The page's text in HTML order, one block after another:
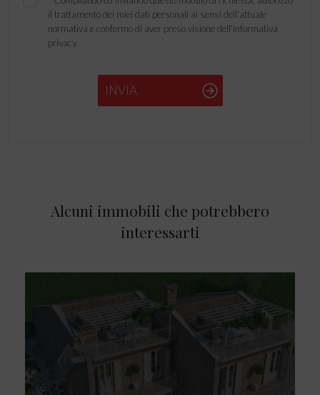
il trattamento dei miei dati personali ai sensi dell'attuale
normativa e confermo di aver preso visione dell'informativa
privacy.
INVIA
Alcuni immobili che potrebbero
interessarti